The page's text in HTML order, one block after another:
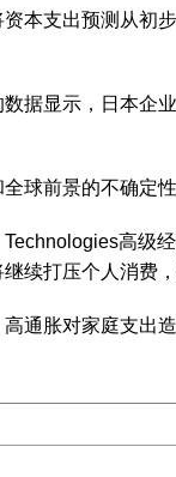
本支出预测从初
据显示，日本企
球前景的不确定性
高级
续打压个人消费
通胀对家庭支出